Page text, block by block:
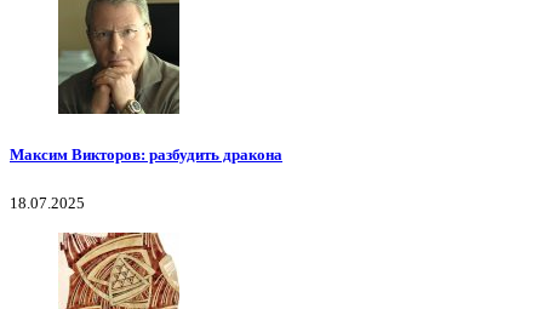
Максим Викторов: разбудить дракона
18.07.2025